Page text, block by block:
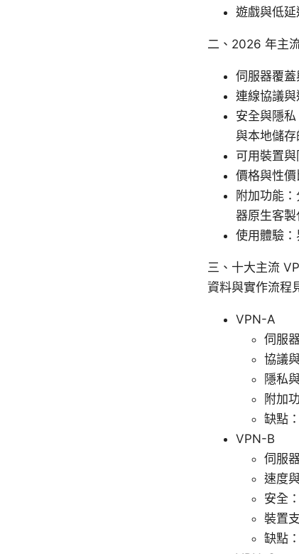
遊戲與低
二、2026 年主
伺服器覆
連線協議
安全與隱
與本地儲存
可用裝置
價格與性價
附加功能
器原生客製
使用體驗
三、十大主流
資料與實作流程
VPN-A
伺服
協議
隱私
附加
缺點
VPN-B
伺服
速度
安全
裝置
缺點